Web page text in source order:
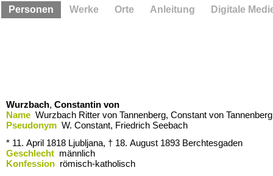
Wurzbach, Constantin von
Name Wurzbach Ritter von Tannenberg, Constant von
Pseudonym W. Constant, Friedrich Seebach
* 11. April 1818 Ljubljana, † 18. August 1893 Berchtesgaden
Geschlecht männlich
Konfession römisch-katholisch
Personen Werke Orte Anleitung Digitale